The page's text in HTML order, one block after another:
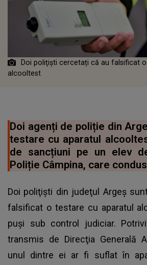
Doi poliţişti cercetați că au falsificat
alcooltest
Doi agenți de poliție din
testare cu aparatul
de sancțiuni pe un elev
Poliție Câmpina, care
Doi poliţişti din judeţul Argeş
falsificat o testare cu aparatul
puşi sub control judiciar.
transmis de Direcţia Generală
unul dintre ei ar fi suflat în